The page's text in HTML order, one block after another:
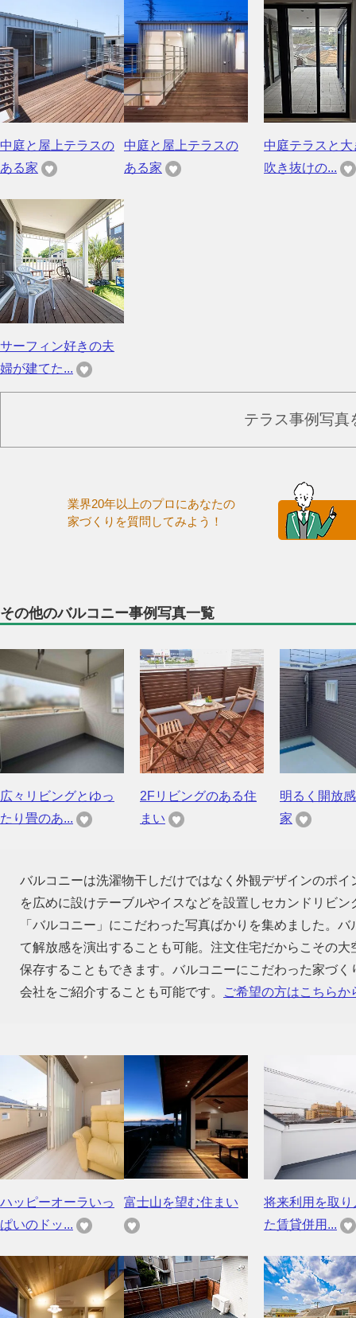
中庭と屋上テラスの
ある家
中庭と屋上テラスの
ある家
中庭テラスと大
吹き抜けの...
サーフィン好きの夫
婦が建てた...
テラス事例写真
業界20年以上のプロにあなたの
家づくりを質問してみよう！
その他のバルコニー事例写真一覧
広々リビングとゆっ
たり畳のあ...
2Fリビングのある住
まい
明るく開放
家
バルコニーは洗濯物干しだけではなく外観デザインのポ
を広めに設けテーブルやイスなどを設置しセカンドリビ
「バルコニー」にこだわった写真ばかりを集めました。
て解放感を演出することも可能。注文住宅だからこその
保存することもできます。バルコニーにこだわった家づ
会社をご紹介することも可能です。
ご希望の方はこちらか
ハッピーオーラいっ
ぱいのドッ...
富士山を望む住まい
将来利用を取り
た賃貸併用...